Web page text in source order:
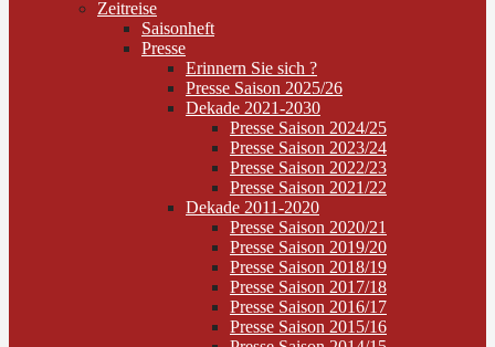
Zeitreise
Saisonheft
Presse
Erinnern Sie sich ?
Presse Saison 2025/26
Dekade 2021-2030
Presse Saison 2024/25
Presse Saison 2023/24
Presse Saison 2022/23
Presse Saison 2021/22
Dekade 2011-2020
Presse Saison 2020/21
Presse Saison 2019/20
Presse Saison 2018/19
Presse Saison 2017/18
Presse Saison 2016/17
Presse Saison 2015/16